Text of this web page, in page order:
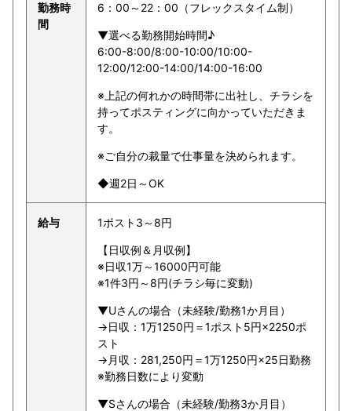
勤務時
間
6：00～22：00（フレックスタイム制）
▼選べる勤務開始時間♪
6:00-8:00/8:00-10:00/10:00-
12:00/12:00-14:00/14:00-16:00
※上記の何れかの時間帯に出社し、チラシを
持ってポスティングに向かっていただきま
す。
※ご自分の裁量で仕事量を決められます。
◆週2日～OK
給与 1ポスト3～8円
【日収例＆月収例】
※日収1万～16000円可能
※1件3円～8円(チラシ毎に変動)
▼Uさんの場合（未経験/勤務1か月目）
→日収：1万1250円＝1ポスト5円×2250ポ
スト
→月収：281,250円＝1万1250円×25日勤務
※勤務日数により変動
▼Sさんの場合（未経験/勤務3か月目）